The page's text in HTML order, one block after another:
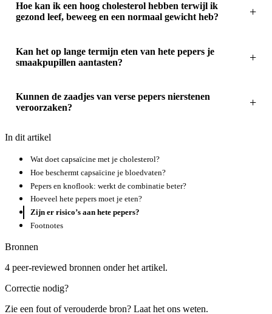
Hoe kan ik een hoog cholesterol hebben terwijl ik
gezond leef, beweeg en een normaal gewicht heb?
Kan het op lange termijn eten van hete pepers je
smaakpupillen aantasten?
Kunnen de zaadjes van verse pepers nierstenen
veroorzaken?
In dit artikel
Wat doet capsaïcine met je cholesterol?
Hoe beschermt capsaïcine je bloedvaten?
Pepers en knoflook: werkt de combinatie beter?
Hoeveel hete pepers moet je eten?
Zijn er risico’s aan hete pepers?
Footnotes
Bronnen
4 peer-reviewed bronnen onder het artikel.
Correctie nodig?
Zie een fout of verouderde bron? Laat het ons weten.